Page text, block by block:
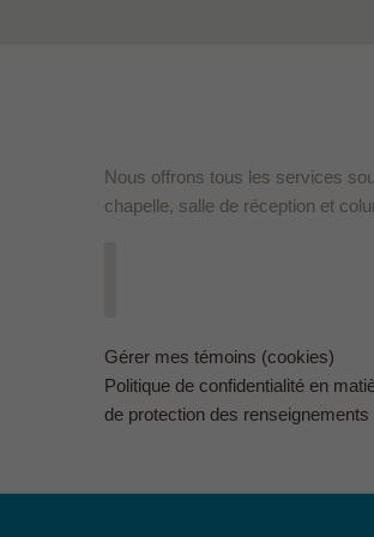
Nous offrons tous les services
chapelle, salle de réception et
Gérer mes témoins (cookies)
Politique de confidentialité en
de protection des renseignements